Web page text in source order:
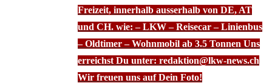
Freizeit, innerhalb ausserhalb von DE, AT
und CH. wie: – LKW – Reisecar – Linienbus
– Oldtimer – Wohnmobil ab 3.5 Tonnen Uns
erreichst Du unter: redaktion@lkw-news.ch
Wir freuen uns auf Dein Foto!